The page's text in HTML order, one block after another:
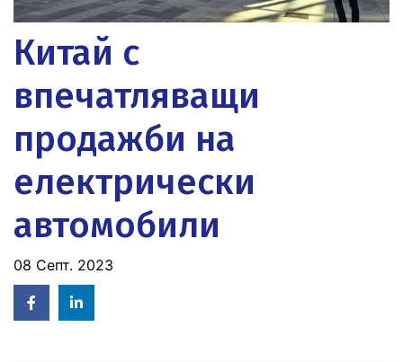
Китай с
впечатляващи
продажби на
електрически
автомобили
08 Септ. 2023
Facebook
in